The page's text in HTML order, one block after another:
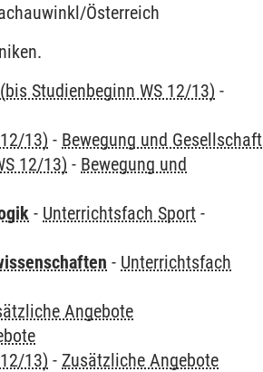
Österreich
Studienbeginn WS 12/13) -
13) - Bewegung und Gesellschaft
12/13) - Bewegung und
- Unterrichtsfach Sport -
- Unterrichtsfach
Angebote
13) - Zusätzliche Angebote